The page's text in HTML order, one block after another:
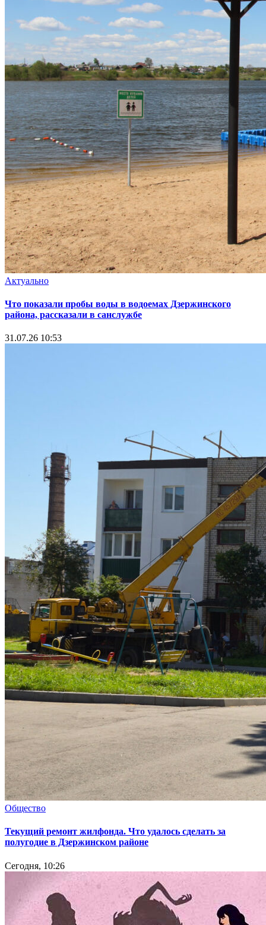
Актуально
Что показали пробы воды в водоемах Дзержинского
района, рассказали в санслужбе
31.07.26 10:53
Общество
Текущий ремонт жилфонда. Что удалось сделать за
полугодие в Дзержинском районе
Сегодня, 10:26